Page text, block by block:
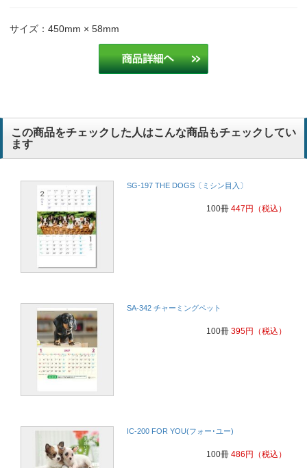
犬の写真がとても可愛かったから。
昨年も注文させていただいており、デザインの評判も良いため。
のカレンダーが確認できること
動物保管業
不動産
サイズ：450mm × 58mm
この商品をチェックした人はこんな商品もチェックしてい
ます
SG-197 THE DOGS〔ミシン目入〕
100冊 447円 （税込）
SA-342 チャーミングペット
100冊 395円 （税込）
IC-200 FOR YOU(フォー･ユー)
100冊 486 円 （税込）